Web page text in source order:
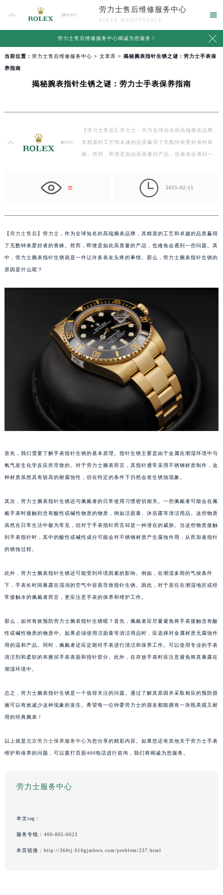
劳力士售后维修服务中心
ROLEX MAINTENANCE

劳力士售后维修服务中心竭诚为您服务！ 
当前位置： 劳力士售后维修服务中心 > 文章库 > 揭秘腕表指针生锈之谜：劳力士手表保
养指南
揭秘腕表指针生锈之谜：劳力士手表保养指南
【劳力士售后】劳力士，作为全球知名的高端腕表品牌，
其精湛的工艺和卓越的品质赢得了无数钟表爱好者的青
睐。然而，即便是如此高质量的产品，也难免会遇到一些
次  2025-02-15
【劳力士售后】劳力士，作为全球知名的高端腕表品牌，其精湛的工艺和卓越的品质赢得
了无数钟表爱好者的青睐。然而，即便是如此高质量的产品，也难免会遇到一些问题。其
中，劳力士腕表指针生锈就是一件让许多表友头疼的事情。那么，劳力士腕表指针生锈的
原因是什么呢？
首先，我们需要了解手表指针生锈的基本原理。指针生锈主要是由于金属在潮湿环境中与
氧气发生化学反应所导致的。对于劳力士腕表而言，其指针通常采用不锈钢材质制作，这
种材质虽然具有较高的耐腐蚀性，但在特定的条件下仍然会发生锈蚀现象。
其次，劳力士腕表指针生锈还与佩戴者的日常使用习惯密切相关。一些佩戴者可能会在佩
戴手表时接触到含有酸性或碱性物质的物质，例如洁面膏、沐浴露等清洁用品。这些物质
虽然在日常生活中极为常见，但对于手表指针而言却是一种潜在的威胁。当这些物质接触
到手表指针时，其中的酸性或碱性成分可能会对不锈钢材质产生腐蚀作用，从而加速指针
的锈蚀过程。
此外，劳力士腕表指针生锈还可能受到环境因素的影响。例如，在潮湿多雨的气候条件
下，手表长时间暴露在湿润的空气中容易导致指针生锈。因此，对于居住在潮湿地区或经
常接触水的佩戴者而言，更应注意手表的保养和维护工作。
那么，如何有效预防劳力士腕表指针生锈呢？首先，佩戴者应尽量避免将手表接触含有酸
性或碱性物质的物质中。如果必须使用洁面膏等清洁用品时，应选择对金属材质无腐蚀作
用的温和产品。同时，佩戴者还应定期对手表进行清洁和保养工作。可以使用专业的手表
清洁剂和柔软的布擦拭手表表面和指针部分。此外，在存放手表时应注意避免将其暴露在
潮湿环境中。
总之，劳力士腕表指针生锈是一个值得关注的问题。通过了解其原因并采取相应的预防措
施可以有效减少这种现象的发生。希望每一位钟爱劳力士的朋友都能拥有一块既美观又耐
用的经典腕表！
以上就是北京劳力士保养服务中心为您分享的精彩内容。如果您还有其他关于劳力士手表
维护和保养的问题，可以拨打页面400电话进行咨询，我们将竭诚为您服务。
劳力士服务中心
本文tag：
服务专线： 400-805-0023
本页链接： http://360tj.010gjmbwx.com/problem/237.html